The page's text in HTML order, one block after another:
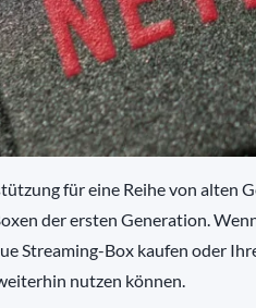
für eine Reihe von alten
der ersten Generation.
Streaming-Box kaufen oder
nutzen können.